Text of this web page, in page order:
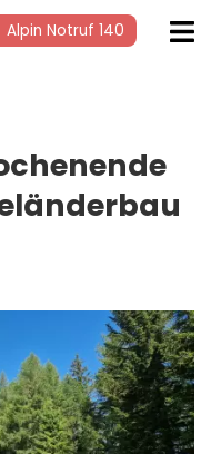
Alpin Notruf 140